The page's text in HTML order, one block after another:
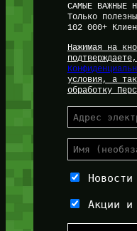
САМЫЕ ВАЖНЫЕ
Только
102 000+
Нажимая на
условия, а
обработку
Акции и